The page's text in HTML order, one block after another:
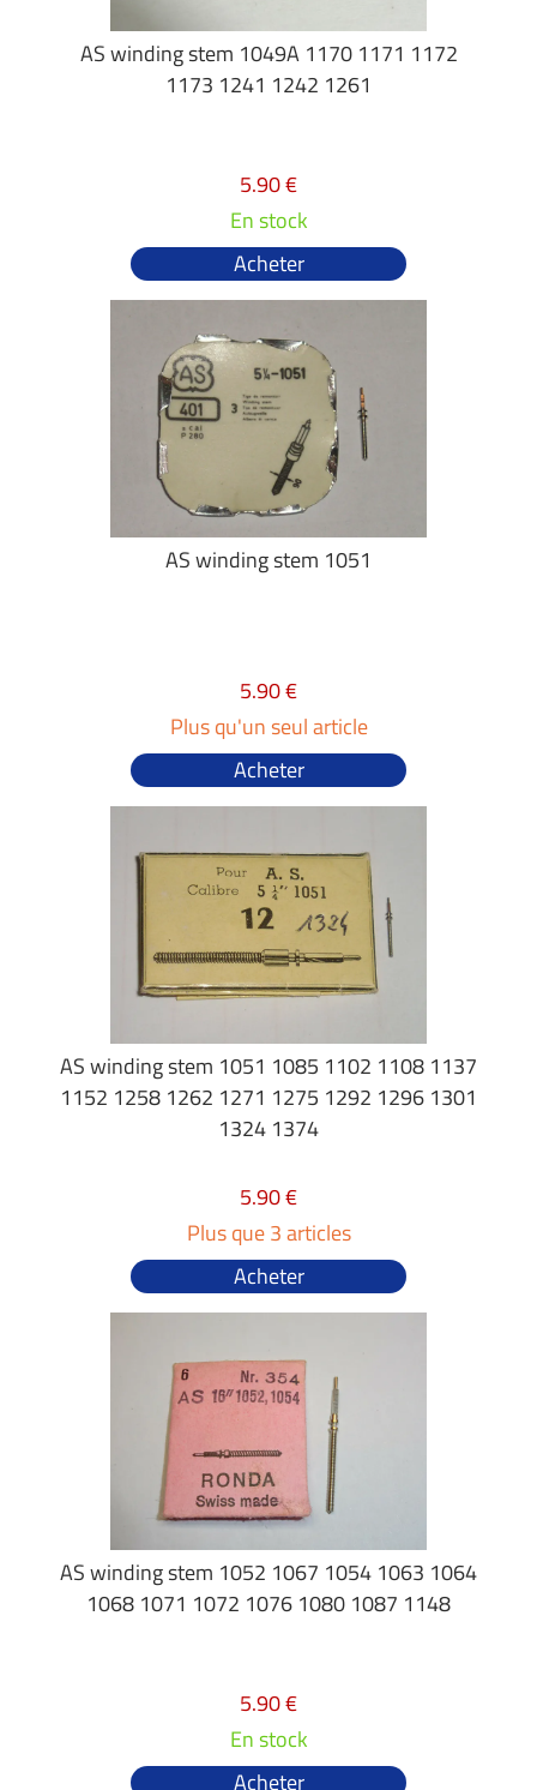
AS winding stem 1049A 1170 1171 1172
1173 1241 1242 1261
5.90 €
En stock
Acheter
AS winding stem 1051
5.90 €
Plus qu'un seul article
Acheter
AS winding stem 1051 1085 1102 1108 1137
1152 1258 1262 1271 1275 1292 1296 1301
1324 1374
5.90 €
Plus que 3 articles
Acheter
AS winding stem 1052 1067 1054 1063 1064
1068 1071 1072 1076 1080 1087 1148
5.90 €
En stock
Acheter